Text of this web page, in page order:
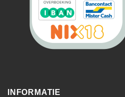
INFORMATIE